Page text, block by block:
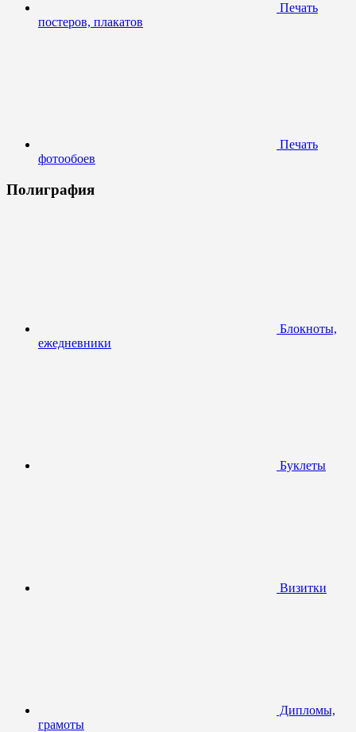
Печать
постеров, плакатов
Печать
фотообоев
Полиграфия
Блокноты,
ежедневники
Буклеты
Визитки
Дипломы,
грамоты